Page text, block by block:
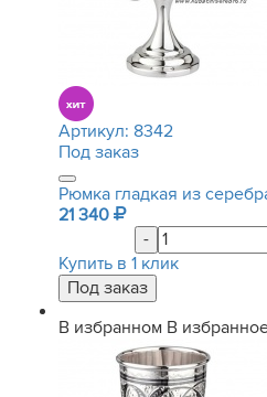
Артикул: 8342
Под заказ
Рюмка гладкая из
21 340
-
Купить в 1 клик
В избранном В